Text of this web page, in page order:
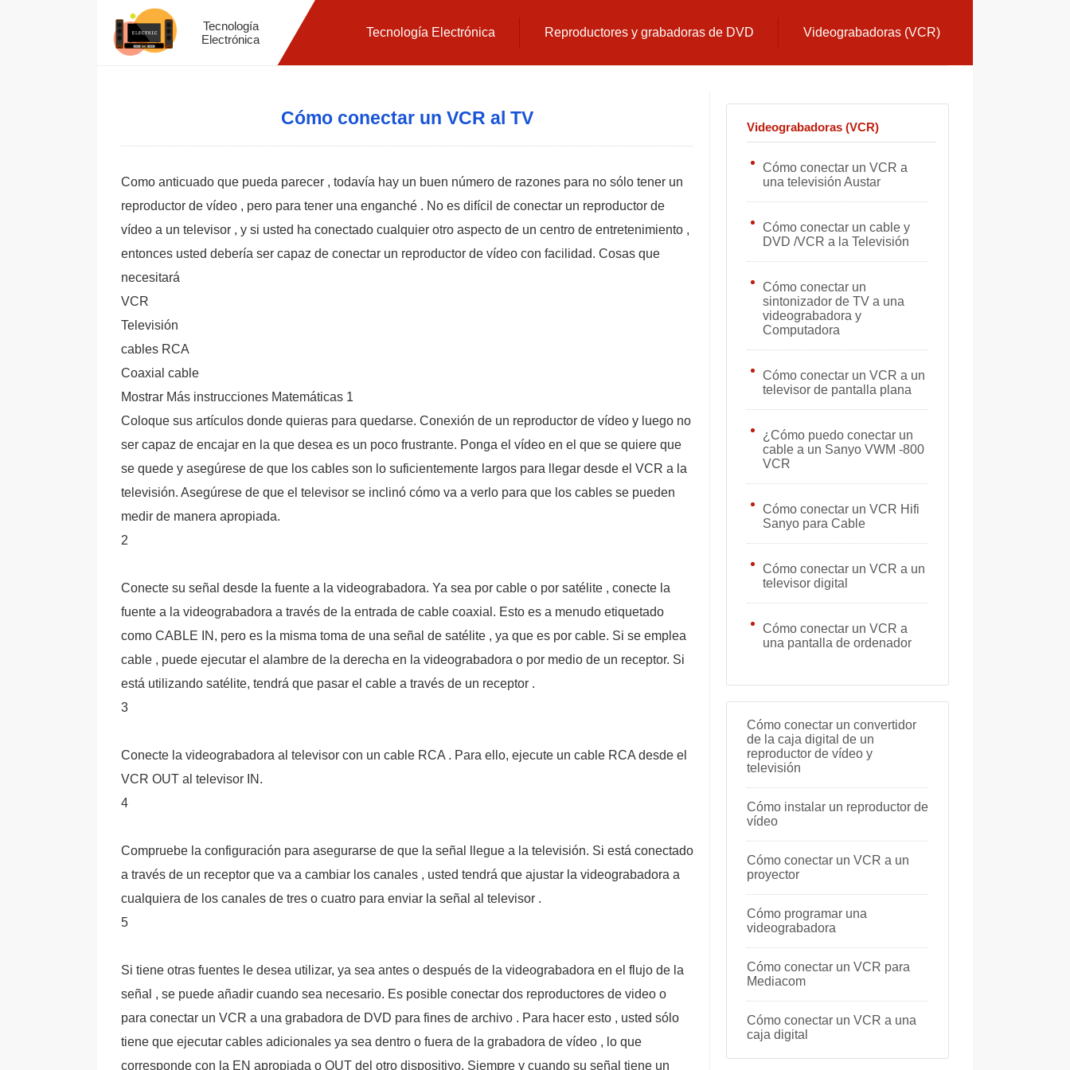
Tecnología
Electrónica
Tecnología Electrónica Reproductores y grabadoras de DVD Videograbadoras (VCR)
Cómo conectar un VCR al TV
Como anticuado que pueda parecer , todavía hay un buen número de razones para no sólo tener un
reproductor de vídeo , pero para tener una enganché . No es difícil de conectar un reproductor de
vídeo a un televisor , y si usted ha conectado cualquier otro aspecto de un centro de entretenimiento ,
entonces usted debería ser capaz de conectar un reproductor de vídeo con facilidad. Cosas que
necesitará
VCR
Televisión
cables RCA
Coaxial cable
Mostrar Más instrucciones Matemáticas 1
Coloque sus artículos donde quieras para quedarse. Conexión de un reproductor de vídeo y luego no
ser capaz de encajar en la que desea es un poco frustrante. Ponga el vídeo en el que se quiere que
se quede y asegúrese de que los cables son lo suficientemente largos para llegar desde el VCR a la
televisión. Asegúrese de que el televisor se inclinó cómo va a verlo para que los cables se pueden
medir de manera apropiada.
2
Conecte su señal desde la fuente a la videograbadora. Ya sea por cable o por satélite , conecte la
fuente a la videograbadora a través de la entrada de cable coaxial. Esto es a menudo etiquetado
como CABLE IN, pero es la misma toma de una señal de satélite , ya que es por cable. Si se emplea
cable , puede ejecutar el alambre de la derecha en la videograbadora o por medio de un receptor. Si
está utilizando satélite, tendrá que pasar el cable a través de un receptor .
3
Conecte la videograbadora al televisor con un cable RCA . Para ello, ejecute un cable RCA desde el
VCR OUT al televisor IN.
4
Compruebe la configuración para asegurarse de que la señal llegue a la televisión. Si está conectado
a través de un receptor que va a cambiar los canales , usted tendrá que ajustar la videograbadora a
cualquiera de los canales de tres o cuatro para enviar la señal al televisor .
5
Si tiene otras fuentes le desea utilizar, ya sea antes o después de la videograbadora en el flujo de la
señal , se puede añadir cuando sea necesario. Es posible conectar dos reproductores de video o
para conectar un VCR a una grabadora de DVD para fines de archivo . Para hacer esto , usted sólo
tiene que ejecutar cables adicionales ya sea dentro o fuera de la grabadora de vídeo , lo que
corresponde con la EN apropiada o OUT del otro dispositivo. Siempre y cuando su señal tiene un
Videograbadoras (VCR)
Cómo conectar un VCR a
una televisión Austar
Cómo conectar un cable y
DVD /VCR a la Televisión
Cómo conectar un
sintonizador de TV a una
videograbadora y
Computadora
Cómo conectar un VCR a un
televisor de pantalla plana
¿Cómo puedo conectar un
cable a un Sanyo VWM -800
VCR
Cómo conectar un VCR Hifi
Sanyo para Cable
Cómo conectar un VCR a un
televisor digital
Cómo conectar un VCR a
una pantalla de ordenador
Cómo conectar un convertidor
de la caja digital de un
reproductor de vídeo y
televisión
Cómo instalar un reproductor de
vídeo
Cómo conectar un VCR a un
proyector
Cómo programar una
videograbadora
Cómo conectar un VCR para
Mediacom
Cómo conectar un VCR a una
caja digital